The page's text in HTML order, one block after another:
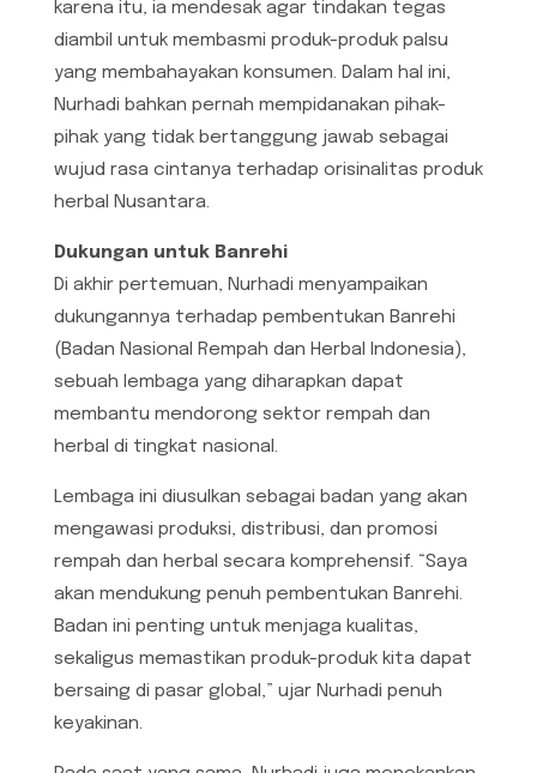
karena itu, ia mendesak agar tindakan tegas
diambil untuk membasmi produk-produk palsu
yang membahayakan konsumen. Dalam hal ini,
Nurhadi bahkan pernah mempidanakan pihak-
pihak yang tidak bertanggung jawab sebagai
wujud rasa cintanya terhadap orisinalitas produk
herbal Nusantara.
Dukungan untuk Banrehi
Di akhir pertemuan, Nurhadi menyampaikan
dukungannya terhadap pembentukan Banrehi
(Badan Nasional Rempah dan Herbal Indonesia),
sebuah lembaga yang diharapkan dapat
membantu mendorong sektor rempah dan
herbal di tingkat nasional.
Lembaga ini diusulkan sebagai badan yang akan
mengawasi produksi, distribusi, dan promosi
rempah dan herbal secara komprehensif. “Saya
akan mendukung penuh pembentukan Banrehi.
Badan ini penting untuk menjaga kualitas,
sekaligus memastikan produk-produk kita dapat
bersaing di pasar global,” ujar Nurhadi penuh
keyakinan.